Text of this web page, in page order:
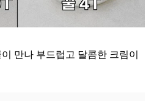
만나 부드럽고 달콤한 크림이